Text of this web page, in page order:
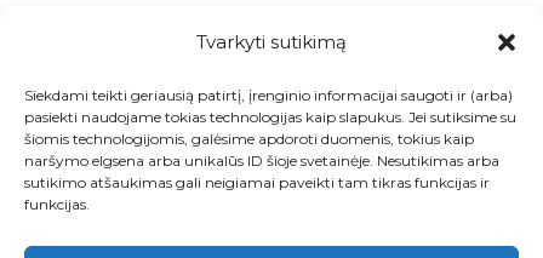
Tvarkyti sutikimą
Siekdami teikti geriausią patirtį, įrenginio informacijai saugoti ir (arba)
pasiekti naudojame tokias technologijas kaip slapukus. Jei sutiksime su
šiomis technologijomis, galėsime apdoroti duomenis, tokius kaip
naršymo elgsena arba unikalūs ID šioje svetainėje. Nesutikimas arba
sutikimo atšaukimas gali neigiamai paveikti tam tikras funkcijas ir
funkcijas.
Ledainės ir desertinės
Lėkštės
Padažinės
Padėklai
Padėkliukai
Visos prekės
Kontaktai
Apie
Paskyra